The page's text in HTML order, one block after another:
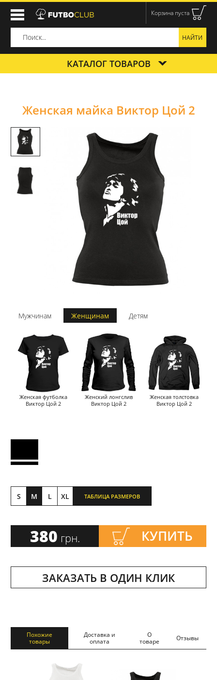
Корзина пуста
КАТАЛОГ ТОВАРОВ
Женская майка Виктор Цой 2
Мужчинам Женщинам Детям
Женская футболка
Виктор Цой 2
Женский лонгслив
Виктор Цой 2
Женская толстовка
Виктор Цой 2
S M L XL ТАБЛИЦА РАЗМЕРОВ
380 грн. КУПИТЬ
ЗАКАЗАТЬ В ОДИН КЛИК
Похожие
товары
Доставка и
оплата
О
товаре
Отзывы